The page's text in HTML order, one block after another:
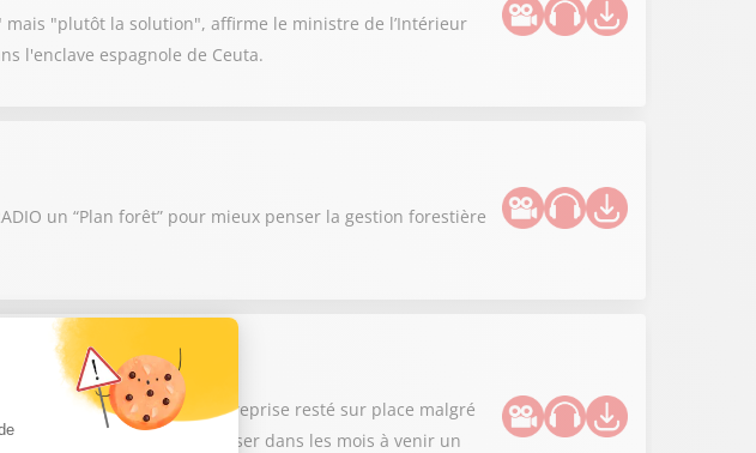
"plutôt la solution", affirme le ministre de l’Intérieur
l'enclave espagnole de Ceuta.
un “Plan forêt” pour mieux penser la gestion forestière
monstre, ce chef d’entreprise resté sur place malgré
personnalités pour organiser dans les mois à venir un